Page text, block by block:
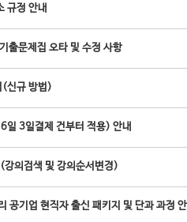
규정 안내
출문제집 오타 및 수정 사항
(신규 방법)
일 3일결제 건부터 적용) 안내
(강의검색 및 강의순서변경)
공기업 현직자 출신 패키지 및 단과 과정